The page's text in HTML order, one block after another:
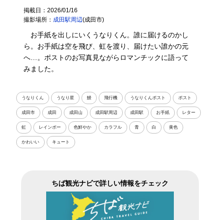
掲載日：2026/01/16
撮影場所： 成田駅周辺(成田市)
お手紙を出しにいくうなりくん。誰に届けるのかし
ら。お手紙は空を飛び、虹を渡り、届けたい誰かの元
へ…。ポストのお写真見ながらロマンチックに語って
みました。
うなりくん うなり星 鰻 飛行機 うなりくんポスト ポスト
成田市 成田 成田山 成田駅周辺 成田駅 お手紙 レター
虹 レインボー 色鮮やか カラフル 青 白 黄色
かわいい キュート
ちば観光ナビで詳しい情報をチェック